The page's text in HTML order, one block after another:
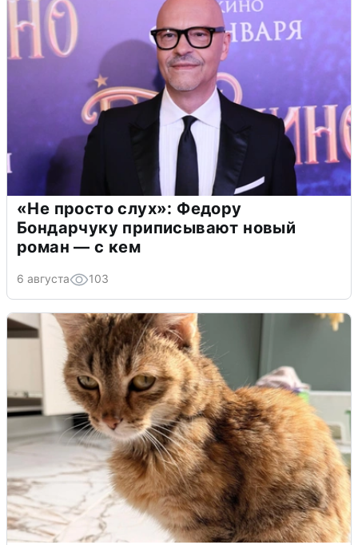
«Не просто слух»: Федору
Бондарчуку приписывают новый
роман — с кем
6 августа 103